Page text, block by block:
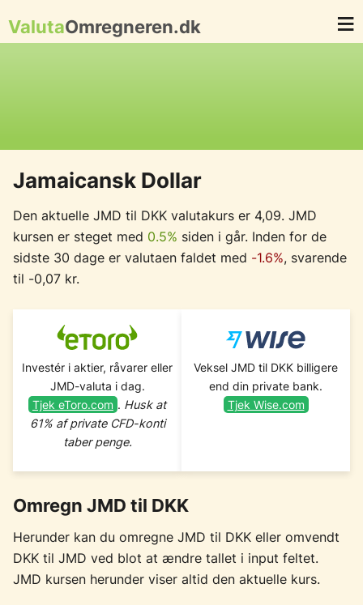
ValutaOmregneren.dk
Jamaicansk Dollar
Den aktuelle JMD til DKK valutakurs er 4,09. JMD
kursen er steget med 0.5% siden i går. Inden for de
sidste 30 dage er valutaen faldet med -1.6%, svarende
til -0,07 kr.
Investér i aktier, råvarer eller
JMD-valuta i dag.
Tjek eToro.com . Husk at
61% af private CFD-konti
taber penge.
Veksel JMD til DKK billigere
end din private bank.
Tjek Wise.com
Omregn JMD til DKK
Herunder kan du omregne JMD til DKK eller omvendt
DKK til JMD ved blot at ændre tallet i input feltet.
JMD kursen herunder viser altid den aktuelle kurs.